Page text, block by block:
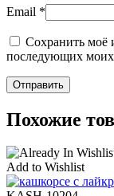
Email *
Сохранить моё
последующих
Похожие
Add to Wishlist